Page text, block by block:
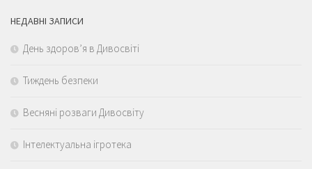
НЕДАВНІ ЗАПИСИ
День здоров’я в Дивосвіті
Тиждень безпеки
Весняні розваги Дивосвіту
Інтелектуальна ігротека